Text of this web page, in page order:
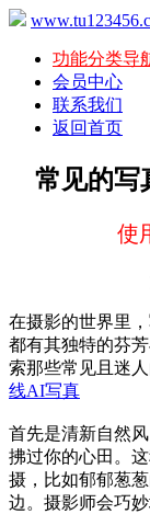
功能分类导
会员中心
联系我们
返回首页
常见的写
使
在摄影的世界里
都有其独特的芬
索那些常见且迷
线AI写真
首先是清新自然
拂过你的心田。
摄，比如郁郁葱
边。摄影师会巧